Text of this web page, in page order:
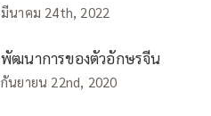
มีนาคม 24th, 2022
พัฒนาการของตัวอักษรจีน
กันยายน 22nd, 2020